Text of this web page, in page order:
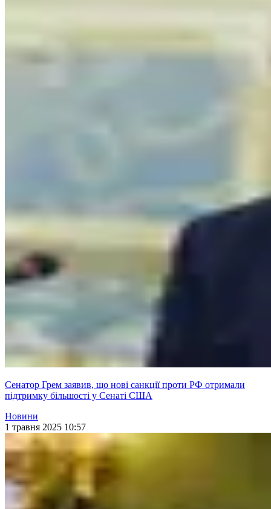
Сенатор Грем заявив, що нові санкції проти РФ отримали
підтримку більшості у Сенаті США
Новини
1 травня 2025 10:57